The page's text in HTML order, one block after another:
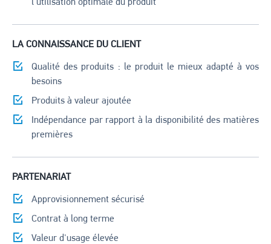
l'utilisation optimale du produit
LA CONNAISSANCE DU CLIENT
Qualité des produits : le produit le mieux adapté à vos
besoins
Produits à valeur ajoutée
Indépendance par rapport à la disponibilité des matières
premières
PARTENARIAT
Approvisionnement sécurisé
Contrat à long terme
Valeur d'usage élevée